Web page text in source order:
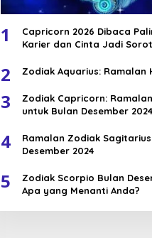
1
Capricorn 2026 Dibaca
Karier dan Cinta Jadi
2 Zodiak Aquarius: Ramalan
3
Zodiak Capricorn:
untuk Bulan Desember 2024
4
Ramalan Zodiak
Desember 2024
5
Zodiak Scorpio Bulan
Apa yang Menanti Anda?